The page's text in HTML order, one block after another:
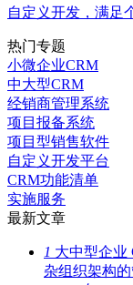
自定义开发，满足
热门专题
小微企业CRM
中大型CRM
经销商管理系统
项目报备系统
项目型销售软件
自定义开发平台
CRM功能清单
实施服务
最新文章
1 大中型企业
杂组织架构